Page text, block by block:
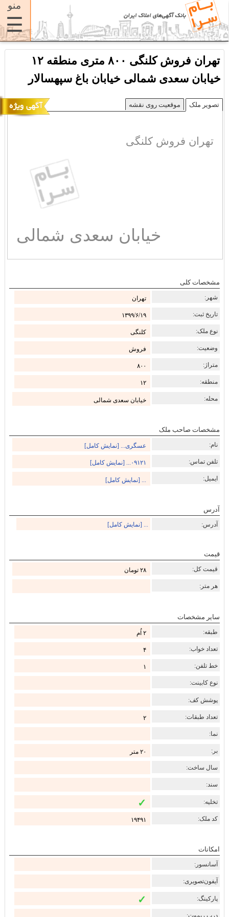
منو
☰
تهران فروش کلنگی ۸۰۰ متری منطقه ۱۲
خیابان سعدی شمالی خیابان باغ سپهسالار
تصویر ملک موقعیت روی نقشه
تهران فروش کلنگی
خیابان سعدی شمالی
مشخصات کلی
شهر: تهران
تاریخ ثبت: ۱۳۹۹/۶/۱۹
نوع ملک: کلنگی
وضعیت: فروش
متراژ: ۸۰۰
منطقه: ۱۲
محله: خیابان سعدی شمالی
مشخصات صاحب ملک
نام: عسگری... [نمایش کامل]
تلفن تماس: ۰۹۱۲۱... [نمایش کامل]
ایمیل: ... [نمایش کامل]
آدرس
آدرس: ... [نمایش کامل]
قیمت
قیمت کل: ۲۸ تومان
هر متر:
سایر مشخصات
طبقه: ۲ اُم
تعداد خواب: ۴
خط تلفن: ۱
نوع کابینت:
پوشش کف:
تعداد طبقات: ۲
نما:
بر: ۲۰ متر
سال ساخت:
سند:
تخلیه: ✓
کد ملک: ۱۹۴۹۱
امکانات
آسانسور:
آیفون‌تصویری:
پارکینگ: ✓
درب ریموت: